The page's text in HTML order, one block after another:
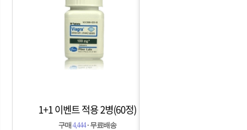
상세보기 담기
1+1 이벤트 적용 2병(60정)
구매 4,444· 무료배송